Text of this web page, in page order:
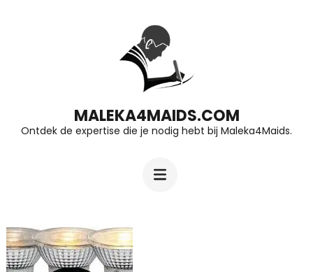
Enter)
MALEKA4MAIDS.COM
Ontdek de expertise die je nodig hebt bij Maleka4Maids.